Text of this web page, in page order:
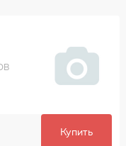
Купить